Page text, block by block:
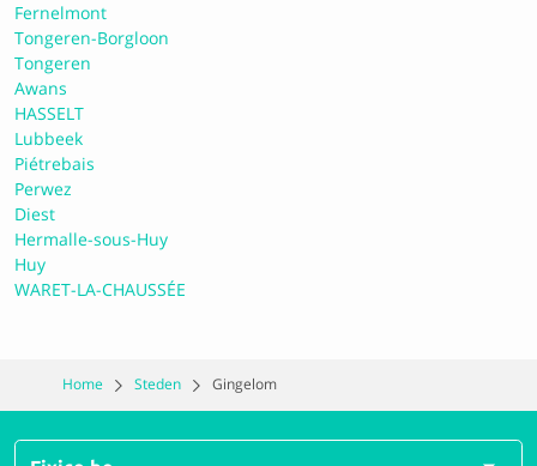
0.0 Geen reviews
Fernelmont
Tongeren-Borgloon
Tongeren
Awans
HASSELT
Lubbeek
Piétrebais
Perwez
Diest
Hermalle-sous-Huy
Huy
WARET-LA-CHAUSSÉE
Home Steden Gingelom